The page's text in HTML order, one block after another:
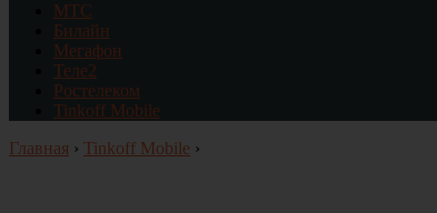
МТС
Билайн
Мегафон
Теле2
Ростелеком
Tinkoff Mobile
Главная › Tinkoff Mobile ›